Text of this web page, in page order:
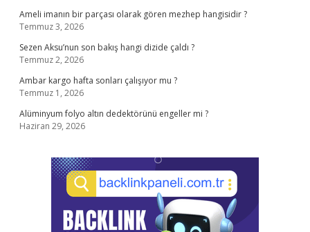
Ameli imanın bir parçası olarak gören mezhep hangisidir ?
Temmuz 3, 2026
Sezen Aksu’nun son bakış hangi dizide çaldı ?
Temmuz 2, 2026
Ambar kargo hafta sonları çalışıyor mu ?
Temmuz 1, 2026
Alüminyum folyo altın dedektörünü engeller mi ?
Haziran 29, 2026